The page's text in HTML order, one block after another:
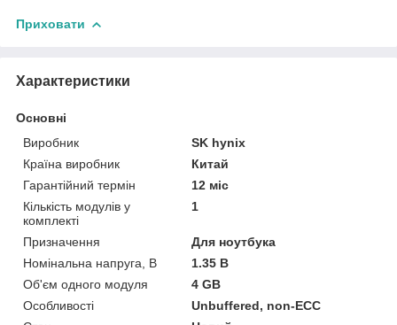
Приховати
Характеристики
Основні
Виробник
SK hynix
Країна виробник
Китай
Гарантійний термін
12 міс
Кількість модулів у
комплекті
1
Призначення
Для ноутбука
Номінальна напруга, В
1.35 В
Об'єм одного модуля
4 GB
Особливості
Unbuffered, non-ECC